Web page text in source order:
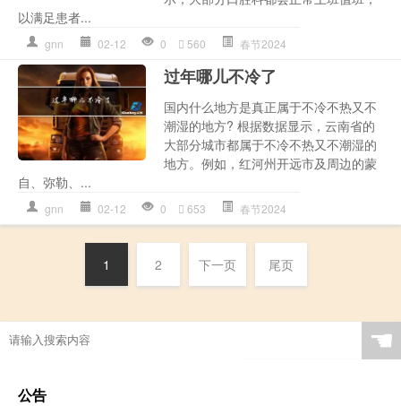
以满足患者...
gnn 02-12 0 560 春节2024
过年哪儿不冷了
国内什么地方是真正属于不冷不热又不
潮湿的地方? 根据数据显示，云南省的
大部分城市都属于不冷不热又不潮湿的
地方。例如，红河州开远市及周边的蒙
自、弥勒、...
gnn 02-12 0 653 春节2024
1 2 下一页 尾页
☚
公告